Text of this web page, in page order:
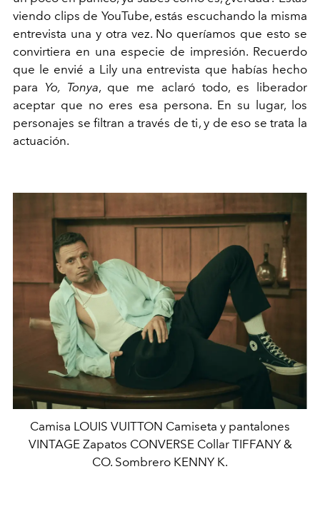
viendo clips de YouTube, estás escuchando la misma
entrevista una y otra vez. No queríamos que esto se
convirtiera en una especie de impresión. Recuerdo
que le envié a Lily una entrevista que habías hecho
para Yo, Tonya, que me aclaró todo, es liberador
aceptar que no eres esa persona. En su lugar, los
personajes se filtran a través de ti, y de eso se trata la
actuación.
Camisa LOUIS VUITTON Camiseta y pantalones
VINTAGE Zapatos CONVERSE Collar TIFFANY &
CO. Sombrero KENNY K.